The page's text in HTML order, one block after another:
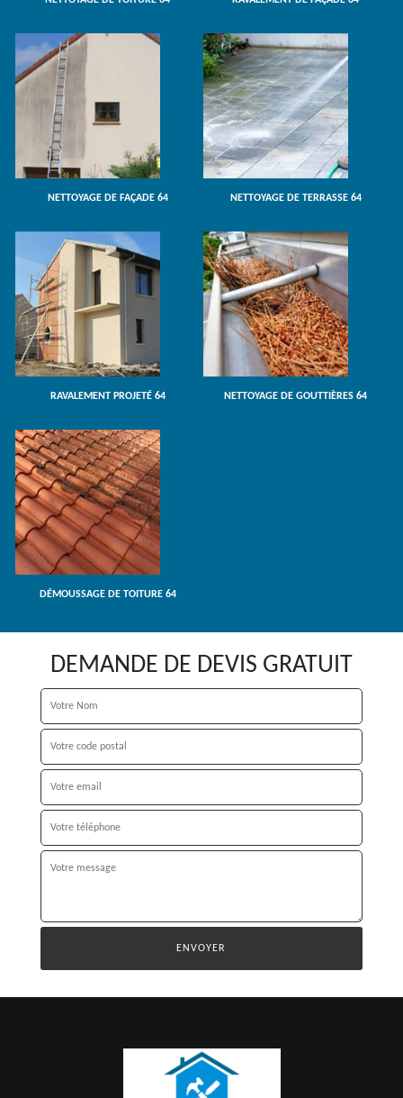
NETTOYAGE DE FAÇADE 64 NETTOYAGE DE TERRASSE 64
RAVALEMENT PROJETÉ 64 NETTOYAGE DE GOUTTIÈRES 64
DÉMOUSSAGE DE TOITURE 64
DEMANDE DE DEVIS GRATUIT